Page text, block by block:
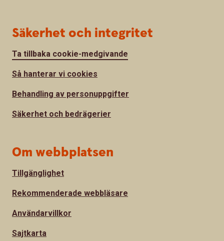
Säkerhet och integritet
Ta tillbaka cookie-medgivande
Så hanterar vi cookies
Behandling av personuppgifter
Säkerhet och bedrägerier
Om webbplatsen
Tillgänglighet
Rekommenderade webbläsare
Användarvillkor
Sajtkarta